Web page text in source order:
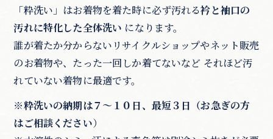
「粋洗い」はお着物を着た時に必ず汚れる衿と袖口の
汚れに特化した全体洗い になります。
誰が着たか分からないリサイクルショップやネット販売
のお着物や、たった一回しか着てないなど それほど汚
れていない着物に最適です。
※粋洗いの納期は７～１０日、最短３日（お急ぎの方
はご相談ください）